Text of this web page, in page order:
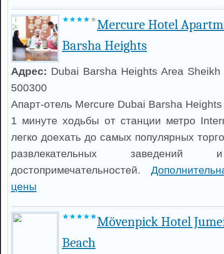
Mercure Hotel
Barsha Heights
Адрес: Dubai Barsha Heights Area
500300
Апарт-отель Mercure Dubai Barsha
1 минуте ходьбы от станции метро
легко доехать до самых популярных
развлекательных заведений
достопримечательностей.
цены
Mövenpick Hotel
Beach